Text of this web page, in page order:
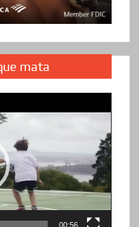
mata
00:56